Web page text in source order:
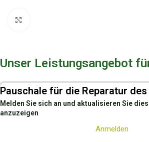
Unser Leistungsangebot
Pauschale für die Reparatur
Melden Sie sich an und aktualisieren Sie
anzuzeigen
Anmelden